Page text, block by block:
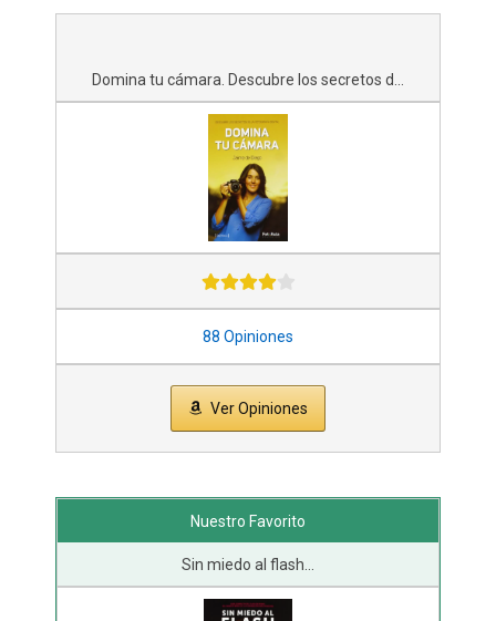
Domina tu cámara. Descubre los secretos d...
88 Opiniones
Ver Opiniones
Nuestro Favorito
Sin miedo al flash...